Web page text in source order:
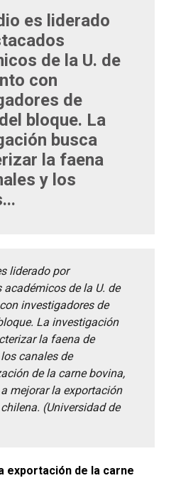
es liderado
de la U. de
con
de
bloque. La
busca
la faena
y los
liderado por
académicos de la U. de
investigadores de
La investigación
la faena de
canales de
de la carne bovina,
mejorar la exportación
(Universidad de
exportación de la carne